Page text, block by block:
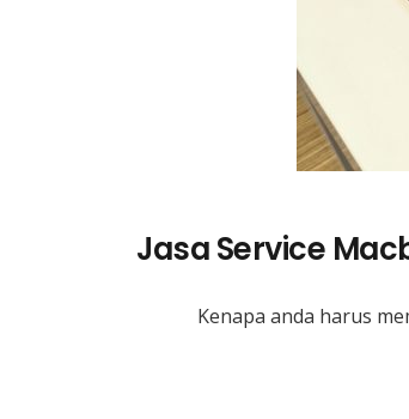
Jasa Service
Kenapa anda harus